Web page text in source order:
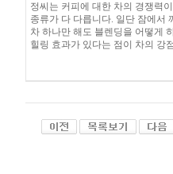
정씨는 커피에 대한 차의 경쟁력
종류가 다 다릅니다. 일단 잠에서
차 하나만 해도 블렌딩을 어떻게
힐링 효과가 있다는 점이 차의 강